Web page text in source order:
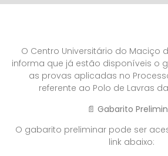
O Centro Universitário do Maciço
informa que já estão disponíveis o
as provas aplicadas no
referente ao Polo de Lavras
📄 Gabarito
O gabarito preliminar pode ser
link abaixo: